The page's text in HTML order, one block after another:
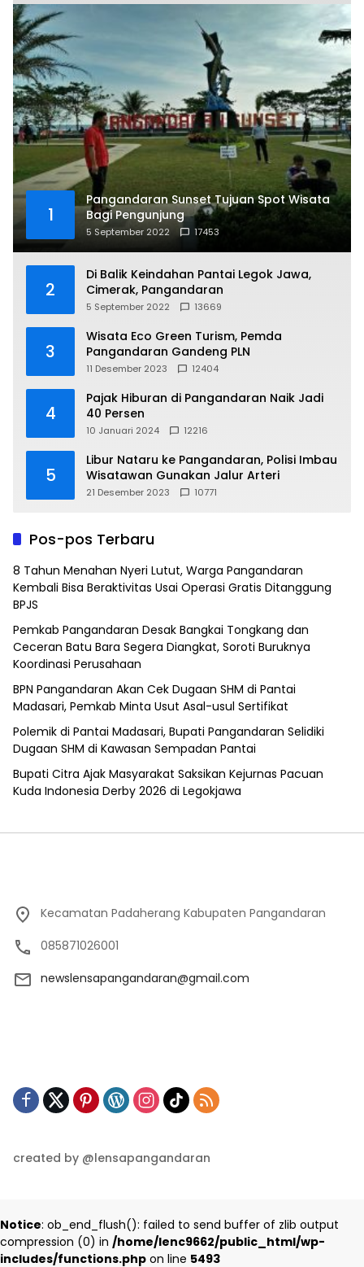
1
Pangandaran Sunset Tujuan Spot Wisata
Bagi Pengunjung
5 September 2022 17453
2
Di Balik Keindahan Pantai Legok Jawa,
Cimerak, Pangandaran
5 September 2022 13669
3
Wisata Eco Green Turism, Pemda
Pangandaran Gandeng PLN
11 Desember 2023 12404
4
Pajak Hiburan di Pangandaran Naik Jadi
40 Persen
10 Januari 2024 12216
5
Libur Nataru ke Pangandaran, Polisi Imbau
Wisatawan Gunakan Jalur Arteri
21 Desember 2023 10771
Pos-pos Terbaru
8 Tahun Menahan Nyeri Lutut, Warga Pangandaran
Kembali Bisa Beraktivitas Usai Operasi Gratis Ditanggung
BPJS
Pemkab Pangandaran Desak Bangkai Tongkang dan
Ceceran Batu Bara Segera Diangkat, Soroti Buruknya
Koordinasi Perusahaan
BPN Pangandaran Akan Cek Dugaan SHM di Pantai
Madasari, Pemkab Minta Usut Asal-usul Sertifikat
Polemik di Pantai Madasari, Bupati Pangandaran Selidiki
Dugaan SHM di Kawasan Sempadan Pantai
Bupati Citra Ajak Masyarakat Saksikan Kejurnas Pacuan
Kuda Indonesia Derby 2026 di Legokjawa
Kecamatan Padaherang Kabupaten Pangandaran
085871026001
newslensapangandaran@gmail.com
created by @lensapangandaran
Notice: ob_end_flush(): failed to send buffer of zlib output
compression (0) in /home/lenc9662/public_html/wp-
includes/functions.php on line 5493